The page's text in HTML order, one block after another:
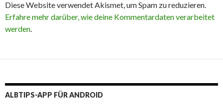
Diese Website verwendet Akismet, um Spam zu reduzieren.
Erfahre mehr darüber, wie deine Kommentardaten verarbeitet
werden.
ALBTIPS-APP FÜR ANDROID